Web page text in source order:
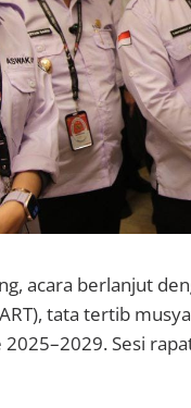
acara berlanjut
tata tertib
2025–2029. Sesi